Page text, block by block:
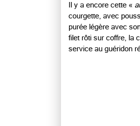
Il y a encore cette «
courgette, avec
purée légère avec
filet rôti sur coffre, la
service au guéridon